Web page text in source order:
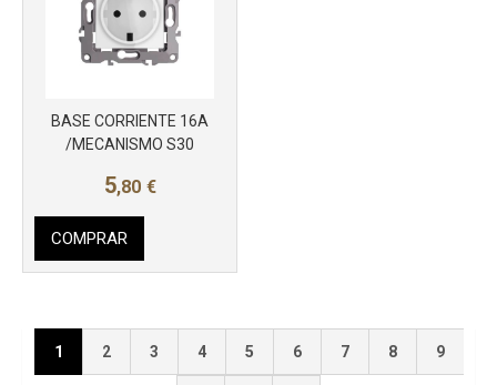
BASE CORRIENTE 16A
/MECANISMO S30
5,80 €
COMPRAR
1 2 3 4 5 6 7 8 9